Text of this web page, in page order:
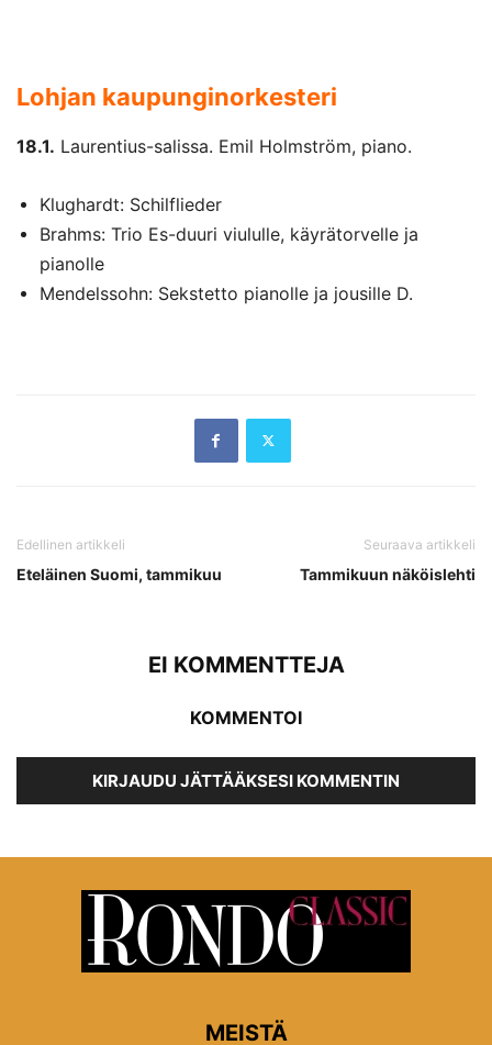
Lohjan kaupunginorkesteri
18.1. Laurentius-salissa. Emil Holmström, piano.
Klughardt: Schilflieder
Brahms: Trio Es-duuri viululle, käyrätorvelle ja
pianolle
Mendelssohn: Sekstetto pianolle ja jousille D.
Edellinen artikkeli
Eteläinen Suomi, tammikuu
Seuraava artikkeli
Tammikuun näköislehti
EI KOMMENTTEJA
KOMMENTOI
KIRJAUDU JÄTTÄÄKSESI KOMMENTIN
MEISTÄ